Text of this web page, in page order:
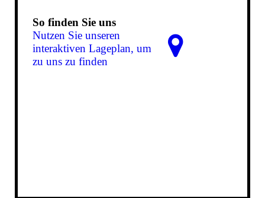
So finden Sie uns
Nutzen Sie unseren
interaktiven La­ge­plan, um
zu uns zu finden